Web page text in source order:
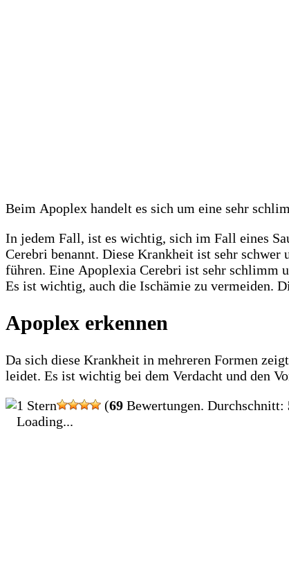
Beim Apoplex handelt es sich um eine sehr
In jedem Fall, ist es wichtig, sich im Fall eines
Cerebri benannt. Diese Krankheit ist sehr
führen. Eine Apoplexia Cerebri ist sehr schlimm
Es ist wichtig, auch die Ischämie zu vermeiden.
Apoplex erkennen
Da sich diese Krankheit in mehreren Formen
leidet. Es ist wichtig bei dem Verdacht und den
(69 Bewertungen. Durchschnitt:
Loading...